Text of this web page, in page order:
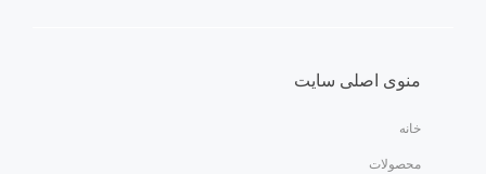
منوی اصلی سایت
خانه
محصولات